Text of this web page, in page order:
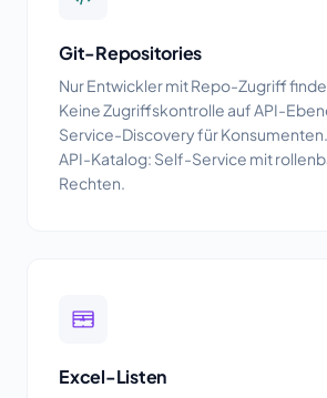
Git-Repositories
Nur Entwickler mit Repo-Zugriff
Keine Zugriffskontrolle auf API-
Service-Discovery für Konsumenten.
API-Katalog: Self-Service mit
Rechten.
Excel-Listen